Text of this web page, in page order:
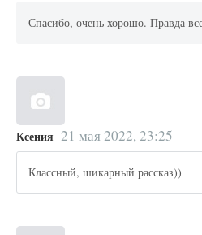
Спасибо, очень хорошо. Правда
Ксения 21 мая 2022, 23:25
Классный, шикарный рассказ))